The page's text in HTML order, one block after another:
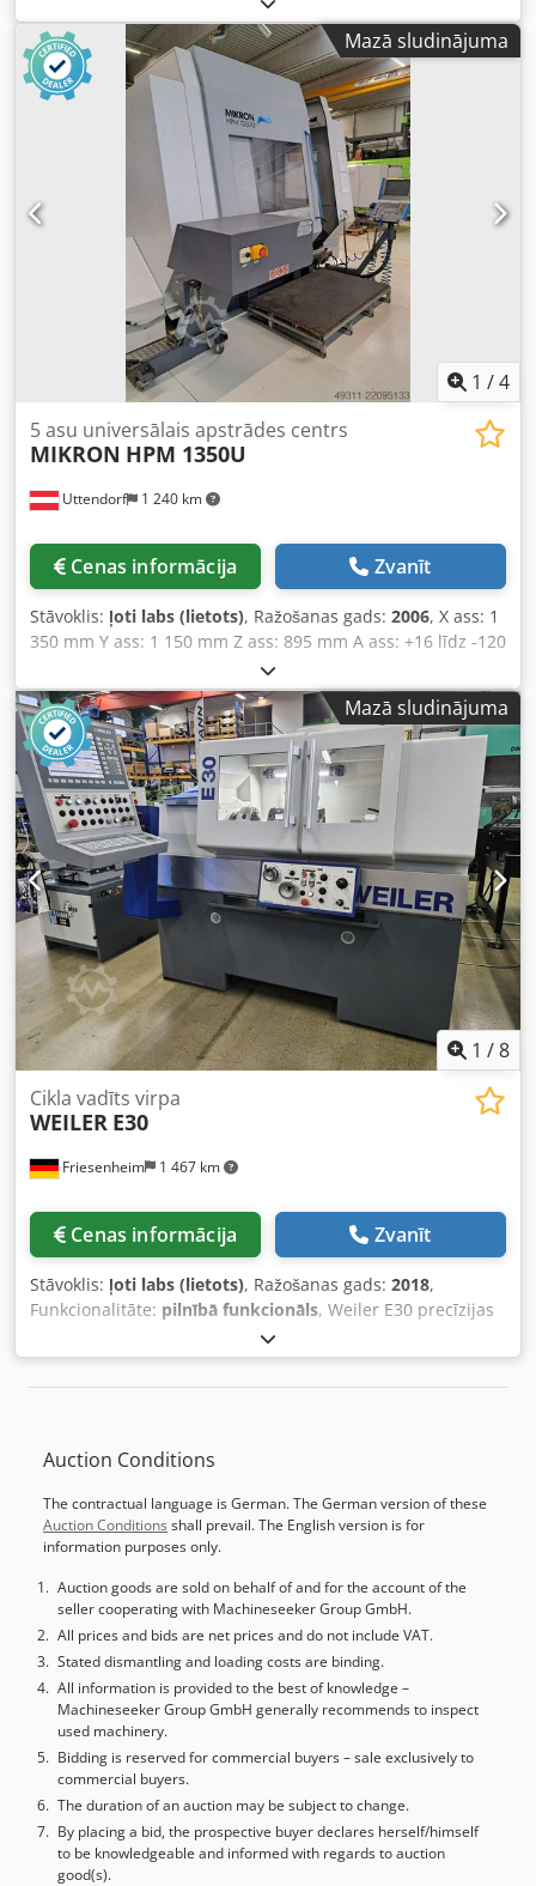
Stāvoklis : Labi līdz ļoti labi! Ideāli piemērota apmācībai vai
atsevišķu detaļu izgatavošanai! Uzklikšķiniet šeit, lai
skatītos iekārtas video: Piegāde : no noliktavas, pieejama
tūlīt, FCA Metzingen Apmaksa : tīrā vērtībā – pēc rēķina
saņemšanas Vienmēr liels frēzmašīnu klāsts noliktavā –
lūdzu, jautājiet pēc savām vajadzībām!
115 POZĪCIJĀM, RAŽOŠANAS GADS 2014 APRĪKOTS AR
HEIDENHAIN TNC 530 ELEKTRONISKĀ ROKAS RITEŅA
PAZIŅAS: X 600, Y 450, Z 450, B +45º/-120º, C n x 360º
VĀRSTIS: 20 000 APGR./MIN, 36 KW, HSK-A63 LINEĀRĀS
NOGABALA NOTEIKŠANAS SISTĒMAS X,Y,Z 120
INSTRUMENTU MAIŅAS Ierīce SYSTEM 3R ROBOTS AR 115
PALETIEM Cedoy Twa Ujpfx Aprsrf INSTRUMENTU
MĒRĪŠANAS ZONDA DETALU MĒRĪŠANAS ZONDA PAPIERA
FILTRS VĀRSTA Dzesēšanas bloks
Mazā sludinājuma
1 /4
Uttendorf 1 240 km
5 asu universālais apstrādes centrs
MIKRON HPM 1350U
Cenas informācija Zvanīt
Stāvoklis: ļoti labs (lietots), Ražošanas gads: 2006, X ass: 1
350 mm Y ass: 1 150 mm Z ass: 895 mm A ass: +16 līdz -120
grādi Rotācijas galds: diametrs 1 100 x 1 000 mm Maks.
apstrādājamais izmērs: 1 000 x 1 000 x 500 mm Maks.
galda noslodze: 1 600 kg Instrumenta stiprinājums: HSK -
A63 Crjdozclk Sjpfx Apref Instrumentu mainītājs: 46 poz.
Vārpstas apgriezieni: 24 000 apgr./min Vadība: Heidenhain
ITNC 530 Nepieciešamā platība (iesk. durvju atvēršanos): 5
605 x 4 290 x 3 159 mm Svars: 12 500 kg Iekļauta iekšējā
dzesēšana (IKZ) 40 bar Iekļauta dokumentācija
Mazā sludinājuma
1 /8
Friesenheim 1 467 km
Cikla vadīts virpa
WEILER E30
Cenas informācija Zvanīt
Stāvoklis: ļoti labs (lietots), Ražošanas gads: 2018,
Funkcionalitāte: pilnībā funkcionāls, Weiler E30 precīzijas
virpa Ražotājs: Weiler Tips: E30 Izgatavošanas gads: 2018
Stāvoklis: lietots, pieslēgts pie strāvas, gatavs
demonstrācijai Crjdey Uzgbopfx Aprof Ieslēgšanas
Trīskāršu žokļu patrona - 8 pozīciju instrumentu tornis
Auction Conditions
The contractual language is German. The German version of these
Auction Conditions shall prevail. The English version is for
information purposes only.
Auction goods are sold on behalf of and for the account of the
seller cooperating with Machineseeker Group GmbH.
All prices and bids are net prices and do not include VAT.
Stated dismantling and loading costs are binding.
All information is provided to the best of knowledge –
Machineseeker Group GmbH generally recommends to inspect
used machinery.
Bidding is reserved for commercial buyers – sale exclusively to
commercial buyers.
The duration of an auction may be subject to change.
By placing a bid, the prospective buyer declares herself/himself
to be knowledgeable and informed with regards to auction
good(s).